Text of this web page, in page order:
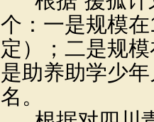
个：一是规模在
定）；二是规
是助养助学少
名。